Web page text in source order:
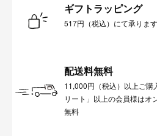
ギフトラッピング
517円（税込）にて承ります
配送料無料
11,000円（税込）以上ご購
リート」以上の会員様はオ
無料